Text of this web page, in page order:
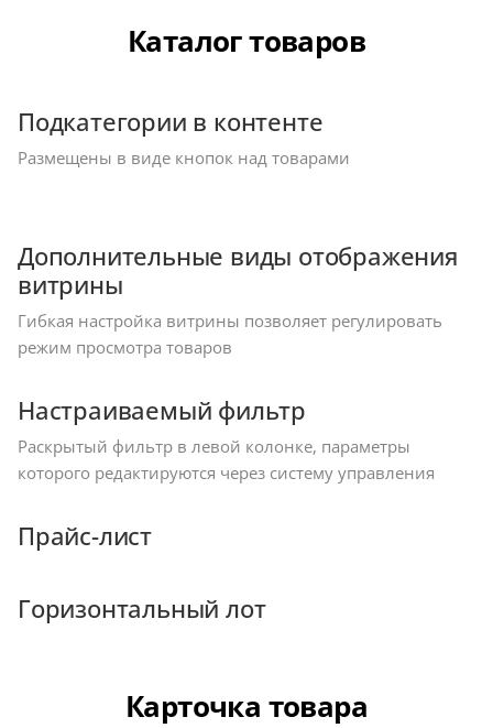
Каталог товаров
Подкатегории в контенте
Размещены в виде кнопок над товарами
Дополнительные виды отображения
витрины
Гибкая настройка витрины позволяет регулировать
режим просмотра товаров
Настраиваемый фильтр
Раскрытый фильтр в левой колонке, параметры
которого редактируются через систему управления
Прайс-лист
Горизонтальный лот
Карточка товара